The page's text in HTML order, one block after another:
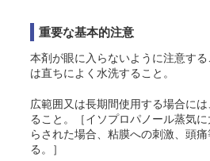
重要な基本的注意
本剤が眼に入らないように注意す
は直ちによく水洗すること。
広範囲又は長期間使用する場合に
ること。［イソプロパノール蒸気
らされた場合、粘膜への刺激、頭
る。］